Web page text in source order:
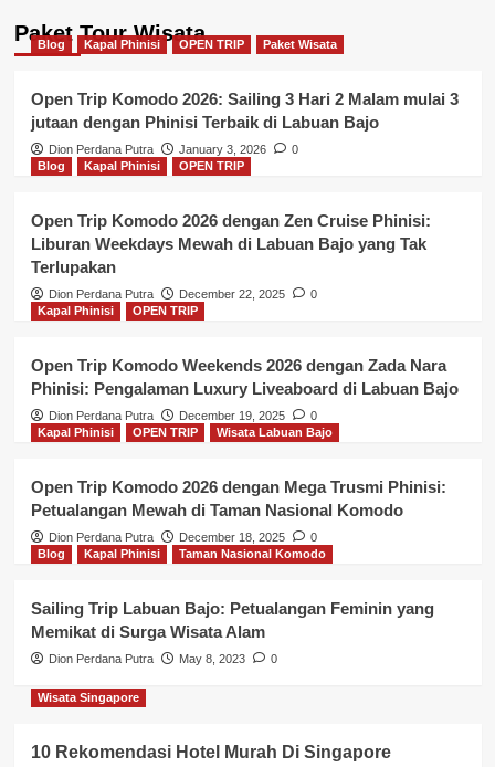
Blog
10 Rekomendasi Hotel Terbaik di
Wisata Labuan Bajo
Rekomendasi Sewa Kapal Labuan
Bajo Luxury Phinisi ” GANDIVA ”
Wisata Labuan Bajo
Mega Trusmi Phinisi: Petualangan
Mewah di Taman Nasional Komodo
Blog Taman Nasional Komodo
Wisata Labuan Bajo
Kenapa Harus Berlibur ke Labuan
Bajo: Keajaiban Destinasi Wanita
Blog Wisata Labuan Bajo
Kenapa Harus memilih Sewa Mobil
di Labuan Bajo
4
Blog Wisata Labuan Bajo
10 Rekomendasi Hotel Terbaik di
Blog Kapal Phinisi Wisata Labuan Bajo
Paket Tour Wisata
Blog Kapal Phinisi OPEN TRIP Paket Wisata
Open Trip Komodo 2026: Sailing 3 Hari 2 Malam mulai 3
jutaan dengan Phinisi Terbaik di Labuan Bajo
Dion Perdana Putra January 3, 2026
0
Blog
Kapal Phinisi OPEN TRIP
Open Trip Komodo 2026 dengan Zen Cruise Phinisi:
Liburan Weekdays Mewah di Labuan Bajo yang Tak
Terlupakan
Dion Perdana Putra December 22, 2025
0
Kapal Phinisi
OPEN TRIP
Open Trip Komodo Weekends 2026 dengan Zada Nara
Phinisi: Pengalaman Luxury Liveaboard di Labuan Bajo
Dion Perdana Putra December 19, 2025
0
Kapal Phinisi
OPEN TRIP Wisata Labuan Bajo
Open Trip Komodo 2026 dengan Mega Trusmi Phinisi:
Petualangan Mewah di Taman Nasional Komodo
Dion Perdana Putra December 18, 2025
0
Blog
Kapal Phinisi Taman Nasional Komodo
Sailing Trip Labuan Bajo: Petualangan Feminin yang
Memikat di Surga Wisata Alam
Dion Perdana Putra May 8, 2023 0
Wisata Singapore
10 Rekomendasi Hotel Murah Di Singapore